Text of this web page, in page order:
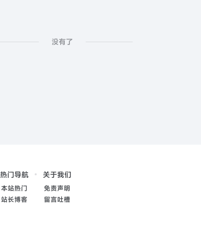
没有了
热门导航
本站热门
站长博客
关于我们
免责声明
留言吐槽